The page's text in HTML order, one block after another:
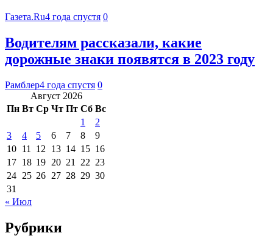
Газета.Ru4 года спустя 0
Водителям рассказали, какие
дорожные знаки появятся в 2023 году
Рамблер4 года спустя 0
Август 2026
Пн Вт Ср Чт Пт Сб Вс
1
2
3
4 5 6 7 8
9
10 11 12 13 14 15 16
17 18 19 20 21 22 23
24 25 26 27 28 29 30
31
« Июл
Рубрики